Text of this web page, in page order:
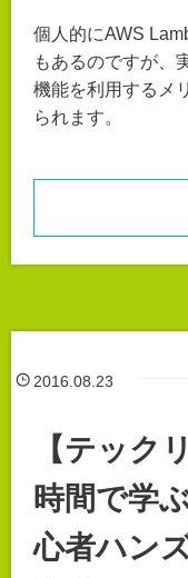
個人的にAWS
もあるのですが、
機能を利用するメ
られます。
2016.08.23
【テック
時間で学
心者ハン